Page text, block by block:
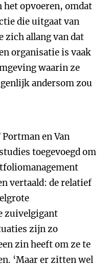
het opvoeren, omdat
die uitgaat van
zich allang van dat
organisatie is vaak
waarin ze
andersom zou
en Van
toegevoegd om
vertaald: de relatief
zuivelgigant
zijn zo
zin heeft om ze te
‘Maar er zitten wel